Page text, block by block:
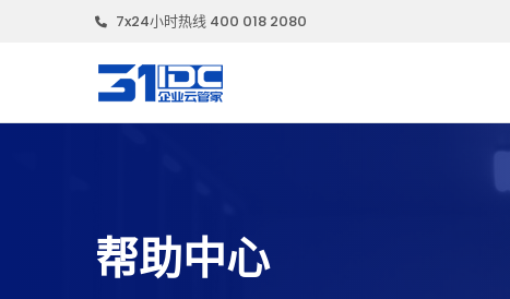
7x24小时热线 400 018 2080
帮助中心